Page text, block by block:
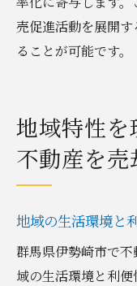
売促進活動を展開
ることが可能です。
地域特性
不動産を売
地域の生活環境と
群馬県伊勢崎市で
域の生活環境と利